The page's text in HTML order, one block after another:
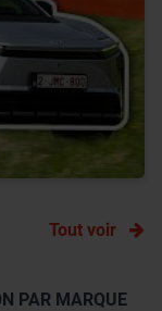
Tout voir
PAR MARQUE